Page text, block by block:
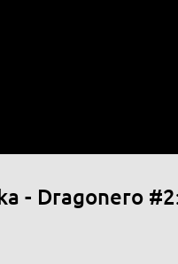
- Dragonero